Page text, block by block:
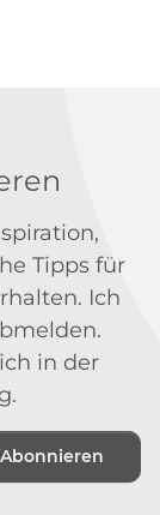
Tipps für
Ich
in der
.
Abonnieren